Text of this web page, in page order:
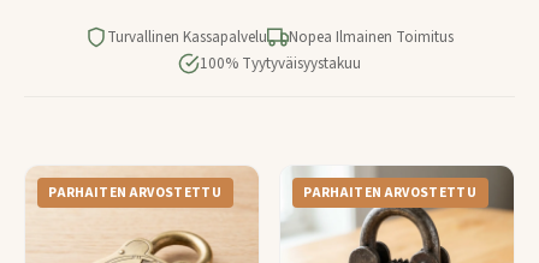
Turvallinen Kassapalvelu
Nopea Ilmainen Toimitus
100% Tyytyväisyystakuu
PARHAITEN ARVOSTETTU PARHAITEN ARVOSTETTU